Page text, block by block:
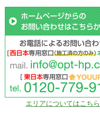
エリアについてはこちら